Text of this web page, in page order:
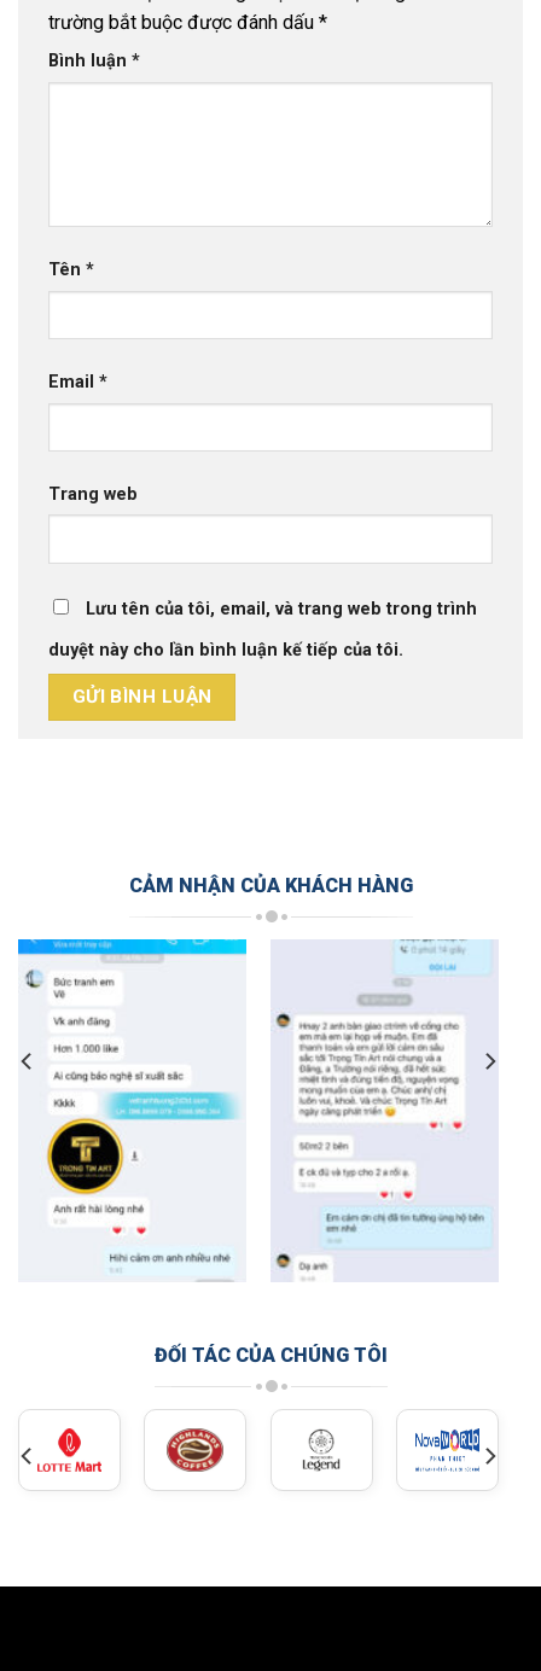
trường bắt buộc được đánh dấu *
Bình luận *
Tên *
Email *
Trang web
Lưu tên của tôi, email, và trang web trong trình
duyệt này cho lần bình luận kế tiếp của tôi.
CẢM NHẬN CỦA KHÁCH HÀNG
ĐỐI TÁC CỦA CHÚNG TÔI